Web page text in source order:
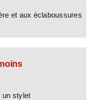
et aux éclaboussures
un stylet